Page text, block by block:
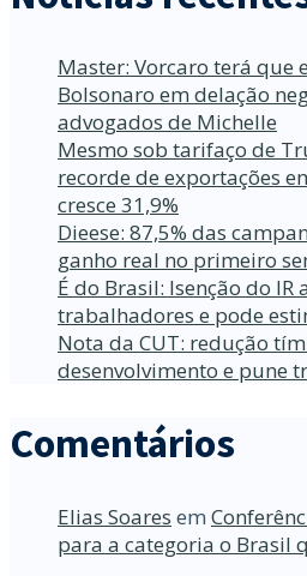
Master: Vorcaro terá que
Bolsonaro em delação
advogados de Michelle
Mesmo sob tarifaço de
recorde de exportações
cresce 31,9%
Dieese: 87,5% das
ganho real no primeiro
É do Brasil: Isenção do
trabalhadores e pode
Nota da CUT: redução
desenvolvimento e pune
Comentários
Elias Soares em
para a categoria o Brasil